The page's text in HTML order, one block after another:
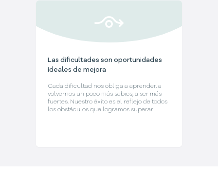
Las dificultades son oportunidades
ideales de mejora
Cada dificultad nos obliga a aprender, a
volvernos un poco más sabios, a ser más
fuertes. Nuestro éxito es el reflejo de todos
los obstáculos que logramos superar.